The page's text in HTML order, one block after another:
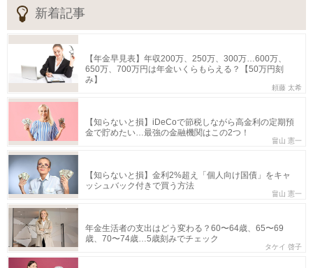
新着記事
【年金早見表】年収200万、250万、300万…600万、
650万、700万円は年金いくらもらえる？【50万円刻
み】
頼藤 太希
【知らないと損】iDeCoで節税しながら高金利の定期預
金で貯めたい…最強の金融機関はこの2つ！
畠山 憲一
【知らないと損】金利2%超え「個人向け国債」をキャ
ッシュバック付きで買う方法
畠山 憲一
年金生活者の支出はどう変わる？60〜64歳、65〜69
歳、70〜74歳…5歳刻みでチェック
タケイ 啓子